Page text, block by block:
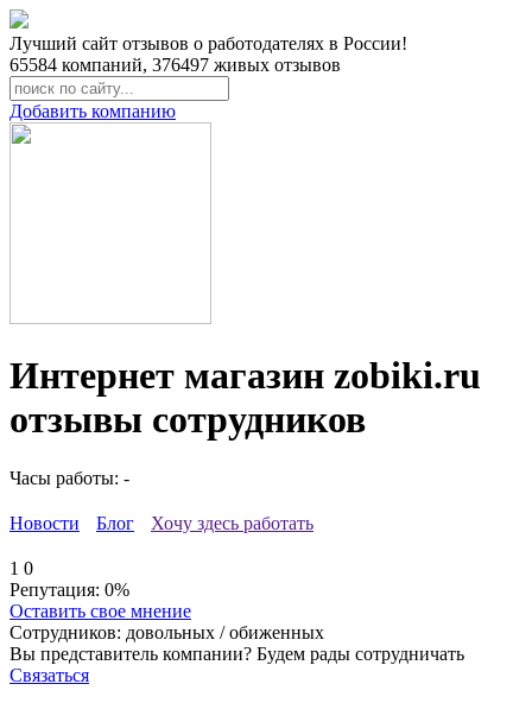
Лучший сайт отзывов о работодателях в России!
65584 компаний, 376497 живых отзывов
Добавить компанию
Интернет магазин zobiki.ru
отзывы сотрудников
Часы работы: -
Новости Блог Хочу здесь работать
1 0
Репутация: 0%
Оставить свое мнение
Сотрудников: довольных /обиженных
Вы представитель компании? Будем рады сотрудничать
Связаться